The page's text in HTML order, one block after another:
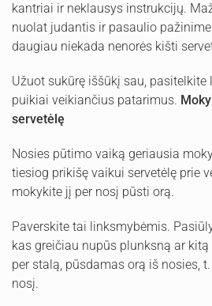
kantriai ir neklausys instrukcijų.
nuolat judantis ir pasaulio
daugiau niekada nenorės kišti
Užuot sukūrę iššūkį sau,
puikiai veikiančius patarimus.
servetėlę
Nosies pūtimo vaiką geriausia
tiesiog prikišę vaikui servetėlę prie
mokykite jį per nosį pūsti orą.
Paverskite tai linksmybėmis.
kas greičiau nupūs plunksną ar
per stalą, pūsdamas orą iš nosies,
nosį.